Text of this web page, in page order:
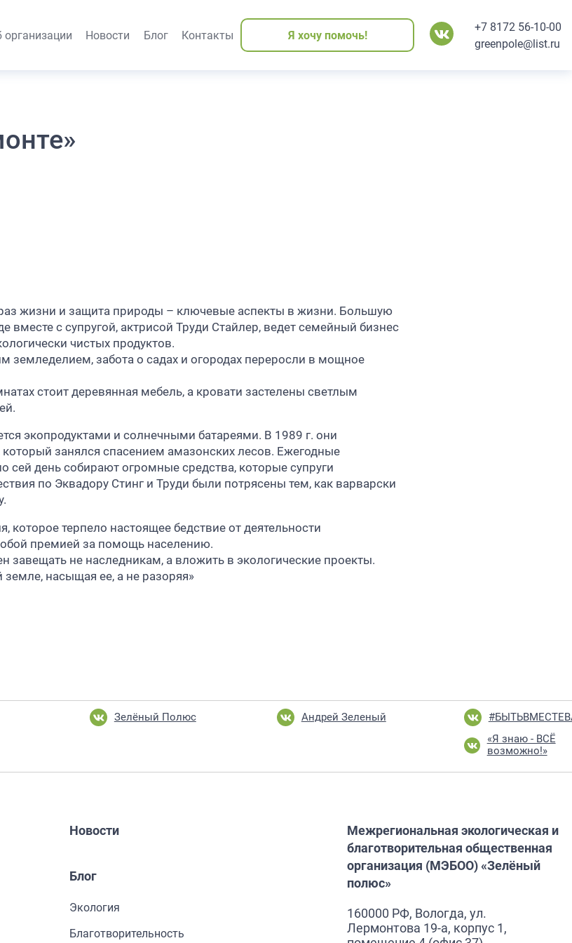
организации Новости Блог Контакты Я хочу помочь!
Я хочу помочь!
Я хочу помочь!
Я хочу помочь!
Я хочу помочь!
+7 8172 56-10-00
greenpole@list.ru
жизни и защита природы – ключевые аспекты в жизни. Большую
вместе с супругой, актрисой Труди Стайлер, ведет семейный бизнес
чистых продуктов.
земледелием, забота о садах и огородах переросли в мощное
стоит деревянная мебель, а кровати застелены светлым
экопродуктами и солнечными батареями. В 1989 г. они
занялся спасением амазонских лесов. Ежегодные
сей день собирают огромные средства, которые супруги
по Эквадору Стинг и Труди были потрясены тем, как варварски
которое терпело настоящее бедствие от деятельности
премией за помощь населению.
завещать не наследникам, а вложить в экологические проекты.
насыщая ее, а не разоряя»
Зелёный Полюс Андрей Зеленый
«Я знаю - ВСЁ
возможно!»
Новости
Блог
Экология
Благотворительность
Межрегиональная экологическая и
благотворительная общественная
организация (МЭБОО) «Зелёный
полюс»
160000 РФ, Вологда, ул.
Лермонтова 19-а, корпус 1,